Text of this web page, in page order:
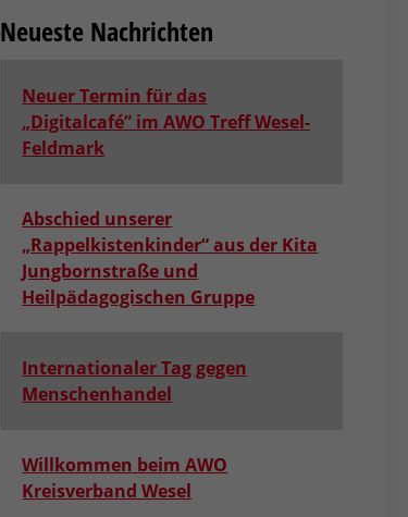
Neueste Nachrichten
Neuer Termin für das
„Digitalcafé” im AWO Treff Wesel-
Feldmark
Abschied unserer
„Rappelkistenkinder“ aus der Kita
Jungbornstraße und
Heilpädagogischen Gruppe
Internationaler Tag gegen
Menschenhandel
Willkommen beim AWO
Kreisverband Wesel